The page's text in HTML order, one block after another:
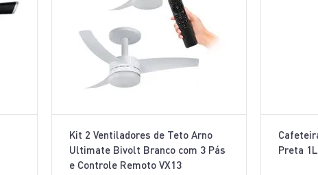
Kit 2 Ventiladores de Teto Arno
Ultimate Bivolt Branco com 3 Pás
e Controle Remoto VX13
Preta